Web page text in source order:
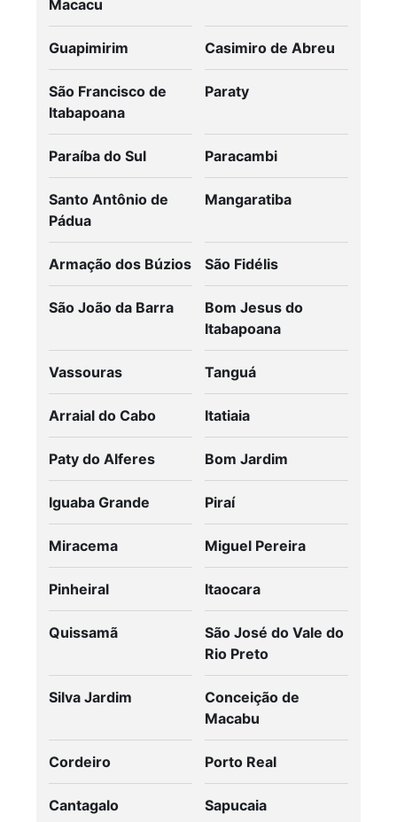
Macacu
Guapimirim Casimiro de Abreu
São Francisco de
Itabapoana
Paraty
Paraíba do Sul Paracambi
Santo Antônio de
Pádua
Mangaratiba
Armação dos Búzios São Fidélis
São João da Barra
Bom Jesus do
Itabapoana
Vassouras Tanguá
Arraial do Cabo Itatiaia
Paty do Alferes Bom Jardim
Iguaba Grande Piraí
Miracema Miguel Pereira
Pinheiral Itaocara
Quissamã
São José do Vale do
Rio Preto
Silva Jardim
Conceição de
Macabu
Cordeiro Porto Real
Cantagalo Sapucaia